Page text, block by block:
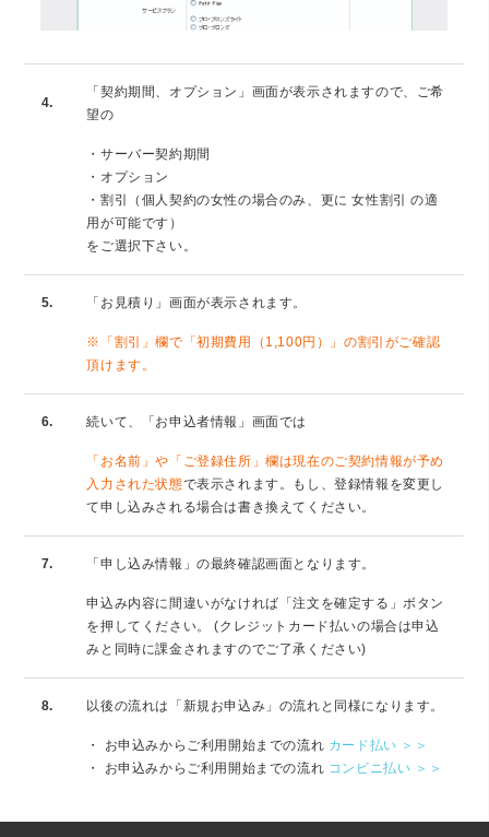
4.
「契約期間、オプション」画面が表示されますので、ご希
望の
・サーバー契約期間
・オプション
・割引（個人契約の女性の場合のみ、更に 女性割引 の適
用が可能です）
をご選択下さい。
5. 「お見積り」画面が表示されます。
※「割引」欄で「初期費用（1,100円）」の割引がご確認
頂けます。
6. 続いて、「お申込者情報」画面では
「お名前」や「ご登録住所」欄は現在のご契約情報が予め
入力された状態で表示されます。もし、登録情報を変更し
て申し込みされる場合は書き換えてください。
7. 「申し込み情報」の最終確認画面となります。
申込み内容に間違いがなければ「注文を確定する」ボタン
を押してください。 (クレジットカード払いの場合は申込
みと同時に課金されますのでご了承ください)
8. 以後の流れは「新規お申込み」の流れと同様になります。
・ お申込みからご利用開始までの流れ カード払い ＞＞
・ お申込みからご利用開始までの流れ コンビニ払い ＞＞